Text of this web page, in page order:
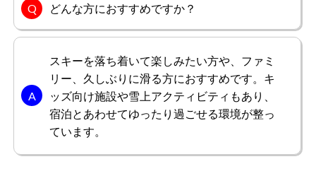
どんな方におすすめですか？
スキーを落ち着いて楽しみたい方や、ファミ
リー、久しぶりに滑る方におすすめです。キ
ッズ向け施設や雪上アクティビティもあり、
宿泊とあわせてゆったり過ごせる環境が整っ
ています。